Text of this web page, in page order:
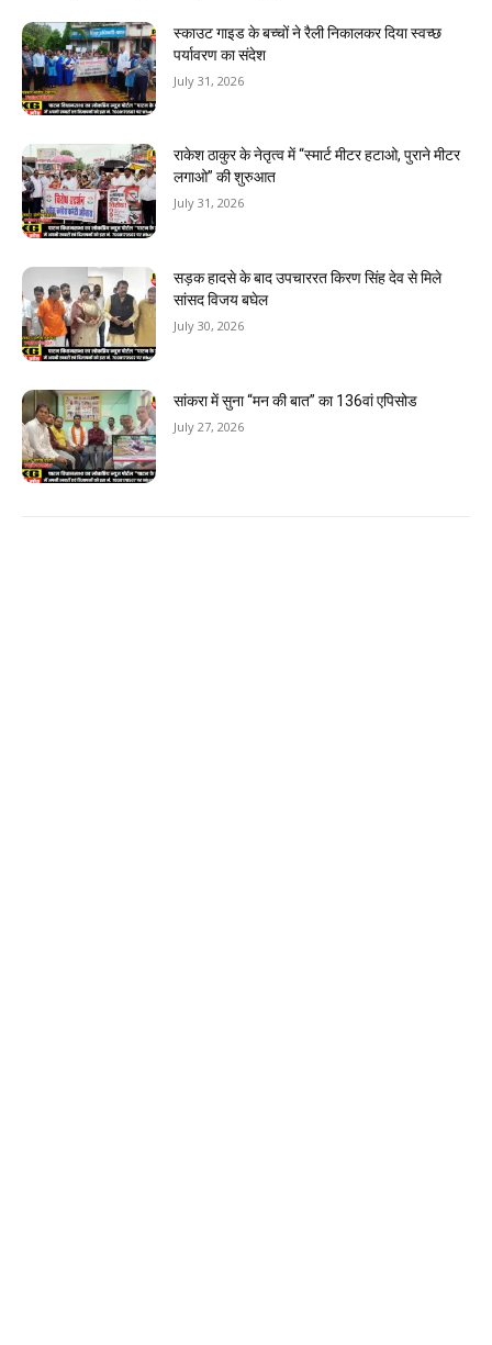
स्काउट गाइड के बच्चों ने रैली निकालकर दिया स्वच्छ
पर्यावरण का संदेश
July 31, 2026
राकेश ठाकुर के नेतृत्व में “स्मार्ट मीटर हटाओ, पुराने मीटर
लगाओ” की शुरुआत
July 31, 2026
सड़क हादसे के बाद उपचाररत किरण सिंह देव से मिले
सांसद विजय बघेल
July 30, 2026
सांकरा में सुना “मन की बात” का 136वां एपिसोड
July 27, 2026